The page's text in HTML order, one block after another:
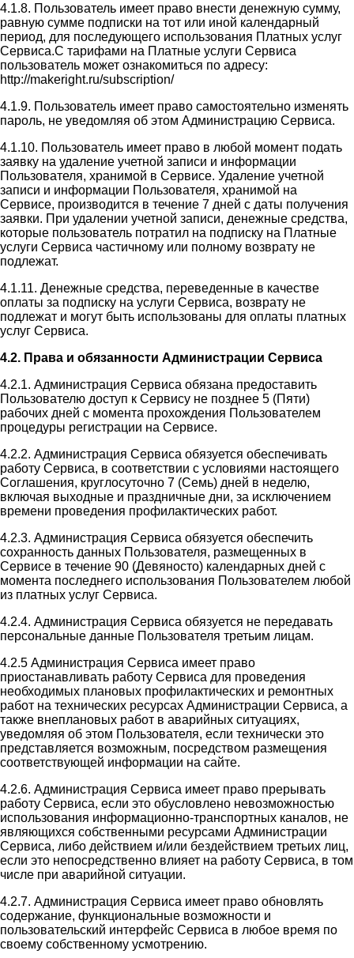
4.1.8. Пользователь имеет право внести денежную сумму,
равную сумме подписки на тот или иной календарный
период, для последующего использования Платных услуг
Сервиса.С тарифами на Платные услуги Сервиса
пользователь может ознакомиться по адресу:
http://makeright.ru/subscription/
4.1.9. Пользователь имеет право самостоятельно изменять
пароль, не уведомляя об этом Администрацию Сервиса.
4.1.10. Пользователь имеет право в любой момент подать
заявку на удаление учетной записи и информации
Пользователя, хранимой в Сервисе. Удаление учетной
записи и информации Пользователя, хранимой на
Сервисе, производится в течение 7 дней с даты получения
заявки. При удалении учетной записи, денежные средства,
которые пользователь потратил на подписку на Платные
услуги Сервиса частичному или полному возврату не
подлежат.
4.1.11. Денежные средства, переведенные в качестве
оплаты за подписку на услуги Сервиса, возврату не
подлежат и могут быть использованы для оплаты платных
услуг Сервиса.
4.2. Права и обязанности Администрации Сервиса
4.2.1. Администрация Сервиса обязана предоставить
Пользователю доступ к Сервису не позднее 5 (Пяти)
рабочих дней с момента прохождения Пользователем
процедуры регистрации на Сервисе.
4.2.2. Администрация Сервиса обязуется обеспечивать
работу Сервиса, в соответствии с условиями настоящего
Соглашения, круглосуточно 7 (Семь) дней в неделю,
включая выходные и праздничные дни, за исключением
времени проведения профилактических работ.
4.2.3. Администрация Сервиса обязуется обеспечить
сохранность данных Пользователя, размещенных в
Сервисе в течение 90 (Девяносто) календарных дней с
момента последнего использования Пользователем любой
из платных услуг Сервиса.
4.2.4. Администрация Сервиса обязуется не передавать
персональные данные Пользователя третьим лицам.
4.2.5 Администрация Сервиса имеет право
приостанавливать работу Сервиса для проведения
необходимых плановых профилактических и ремонтных
работ на технических ресурсах Администрации Сервиса, а
также внеплановых работ в аварийных ситуациях,
уведомляя об этом Пользователя, если технически это
представляется возможным, посредством размещения
соответствующей информации на сайте.
4.2.6. Администрация Сервиса имеет право прерывать
работу Сервиса, если это обусловлено невозможностью
использования информационно-транспортных каналов, не
являющихся собственными ресурсами Администрации
Сервиса, либо действием и/или бездействием третьих лиц,
если это непосредственно влияет на работу Сервиса, в том
числе при аварийной ситуации.
4.2.7. Администрация Сервиса имеет право обновлять
содержание, функциональные возможности и
пользовательский интерфейс Сервиса в любое время по
своему собственному усмотрению.